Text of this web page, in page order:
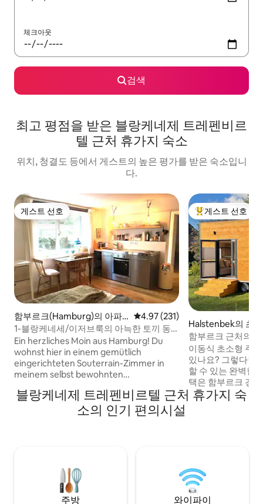
체크아웃
검색
최고 평점을 받은 블랑케네제 트레펜비르
텔 근처 휴가지 숙소
위치, 청결도 등에서 게스트의 높은 평가를 받은 숙소입니
다.
게스트 선호
게스트 선호
함부르크(Hamburg)의 아파
트
평점 4.97점(5점 만점), 후기 231
4.97 (231)
1-블랑케네세/이저브룩의 아늑한 토끼 동
굴
Ein herzliches Moin aus Hamburg! Du
wohnst hier in einem gemütlich
eingerichteten Souterrain-Zimmer in
meinem selbst bewohnten
Blankenese. Dein Bereich ist separat
zugänglich und hat ein eigenes Bad,
sodass du dich ungestört zurückziehen
angenehmen Aufenthalt. Bei Fragen
melde dich gern – ich freue mich auf
상위 게스트 선호
게스트 선호
Halstenbek의 초
함부르크 근처의
이동식 초소형 주
있나요? 그렇다면
할 수 있는 완벽한 기회입
택은 함부르크 경
(S3 역
지 17분, 레퍼반이
블랑케네제 트레펜비르텔 근처 휴가지 숙
소의 인기 편의시설
주방 와이파이